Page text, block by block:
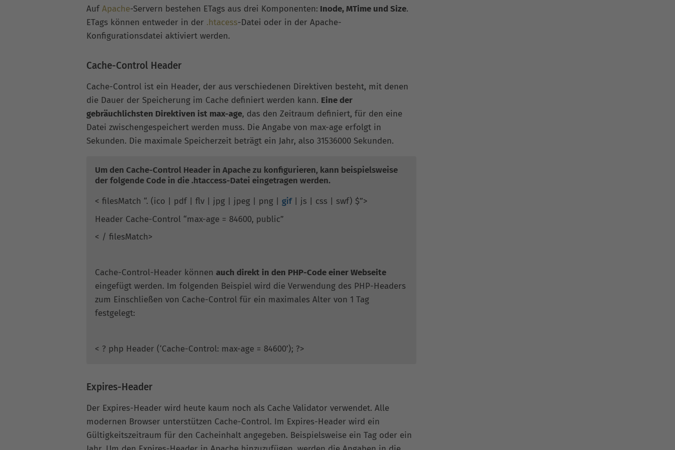
AufApache-Servern bestehen ETags aus drei Komponenten: Inode, MTime und Size.
ETags können entweder in der .htacess-Datei oder in der Apache-
Konfigurationsdatei aktiviert werden.
Cache-Control Header
Cache-Control ist ein Header, der aus verschiedenen Direktiven besteht, mit denen
die Dauer der Speicherung im Cache definiert werden kann. Eine der
gebräuchlichsten Direktiven ist max-age, das den Zeitraum definiert, für den eine
Datei zwischengespeichert werden muss. Die Angabe von max-age erfolgt in
Sekunden. Die maximale Speicherzeit beträgt ein Jahr, also 31536000 Sekunden.
Um den Cache-Control Header in Apache zu konfigurieren, kann beispielsweise
der folgende Code in die .htaccess-Datei eingetragen werden.
< filesMatch “. (ico | pdf | flv | jpg | jpeg | png | gif| js | css | swf) $”>
Header Cache-Control “max-age = 84600, public”
< / filesMatch>
Cache-Control-Header können auch direkt in den PHP-Code einer Webseite
eingefügt werden. Im folgenden Beispiel wird die Verwendung des PHP-Headers
zum Einschließen von Cache-Control für ein maximales Alter von 1 Tag
festgelegt:
< ? php Header (‘Cache-Control: max-age = 84600’); ?>
Expires-Header
Der Expires-Header wird heute kaum noch als Cache Validator verwendet. Alle
modernen Browser unterstützen Cache-Control. Im Expires-Header wird ein
Gültigkeitszeitraum für den Cacheinhalt angegeben. Beispielsweise ein Tag oder ein